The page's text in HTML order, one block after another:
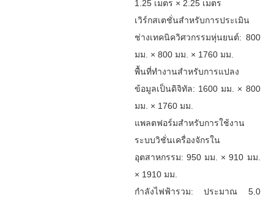
1.25 เมตร × 2.25 เมตร
เวิร์กสเตชั่นสำหรับการประเมิน
ช่างเทคนิควิศวกรรมหุ่นยนต์: 800
มม. × 800 มม. × 1760 มม.
พื้นที่ทำงานสำหรับการแปลง
ข้อมูลเป็นดิจิทัล: 1600 มม. × 800
มม. × 1760 มม.
แพลตฟอร์มสำหรับการใช้งาน
ระบบวิชั่นเครื่องจักรใน
อุตสาหกรรม: 950 มม. × 910 มม.
× 1910 มม.
กำลังไฟฟ้ารวม: ประมาณ 5.0